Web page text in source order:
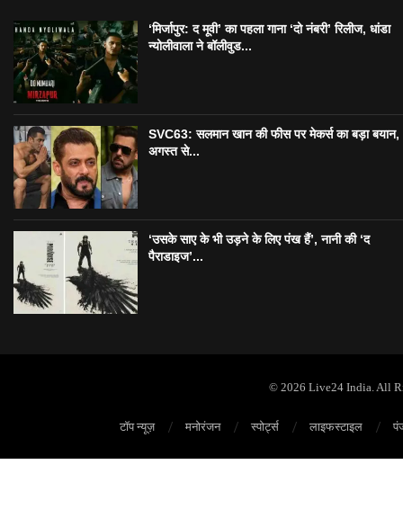
‘मिर्जापुर: द मूवी’ का पहला गाना ‘दो नंबरी’ रिलीज, धांडा
न्योलीवाला ने बॉलीवुड...
SVC63: सलमान खान की फीस पर मेकर्स का बड़ा बयान,
अगस्त से...
‘उसके साए के भी उड़ने के लिए पंख हैं’, नानी की ‘द
पैराडाइज’...
© 2026 Live24 India. All
टॉप न्यूज़ मनोरंजन स्पोर्ट्स लाइफस्टाइल